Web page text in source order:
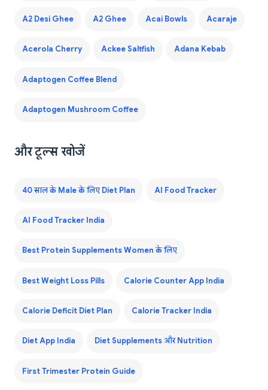
A2 Desi Ghee A2 Ghee Acai Bowls Acaraje
Acerola Cherry Ackee Saltfish Adana Kebab
Adaptogen Coffee Blend
Adaptogen Mushroom Coffee
और टूल्स खोजें
40 साल के Male के लिए Diet Plan AI Food Tracker
AI Food Tracker India
Best Protein Supplements Women के लिए
Best Weight Loss Pills Calorie Counter App India
Calorie Deficit Diet Plan Calorie Tracker India
Diet App India Diet Supplements और Nutrition
First Trimester Protein Guide